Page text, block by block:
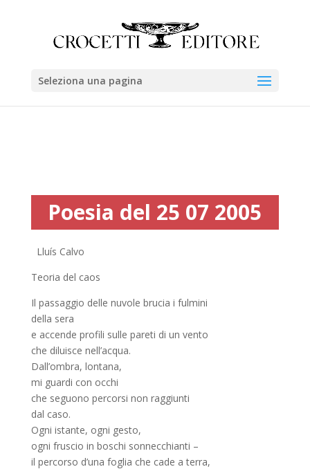
Seleziona una pagina
Poesia del 25 07 2005
Lluís Calvo
Teoria del caos
Il passaggio delle nuvole brucia i fulmini
della sera
e accende profili sulle pareti di un vento
che diluisce nell’acqua.
Dall’ombra, lontana,
mi guardi con occhi
che seguono percorsi non raggiunti
dal caso.
Ogni istante, ogni gesto,
ogni fruscio in boschi sonnecchianti –
il percorso d’una foglia che cade a terra,